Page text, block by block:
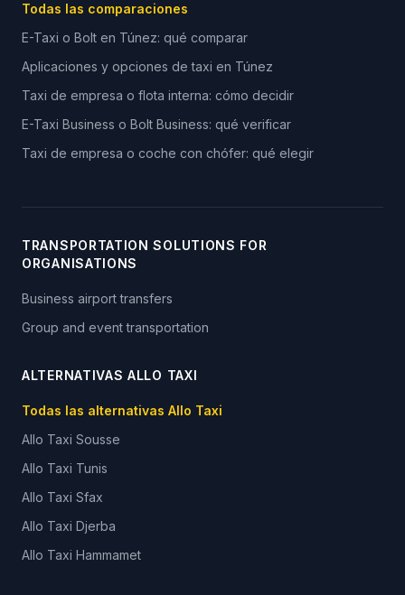
Todas las comparaciones
E-Taxi o Bolt en Túnez: qué comparar
Aplicaciones y opciones de taxi en Túnez
Taxi de empresa o flota interna: cómo decidir
E-Taxi Business o Bolt Business: qué verificar
Taxi de empresa o coche con chófer: qué elegir
TRANSPORTATION SOLUTIONS FOR
ORGANISATIONS
Business airport transfers
Group and event transportation
ALTERNATIVAS ALLO TAXI
Todas las alternativas Allo Taxi
Allo Taxi Sousse
Allo Taxi Tunis
Allo Taxi Sfax
Allo Taxi Djerba
Allo Taxi Hammamet